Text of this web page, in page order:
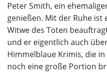
Peter Smith, ein
genießen. Mit der Ruhe
Witwe des Toten
und er eigentlich auch
Himmelblaue Krimis, die
noch eine große Portion